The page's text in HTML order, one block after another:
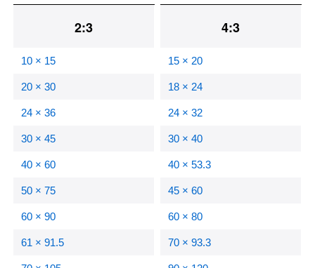
2:3
10 × 15
20 × 30
24 × 36
30 × 45
40 × 60
50 × 75
60 × 90
61 × 91.5
4:3
15 × 20
18 × 24
24 × 32
30 × 40
40 × 53.3
45 × 60
60 × 80
70 × 93.3